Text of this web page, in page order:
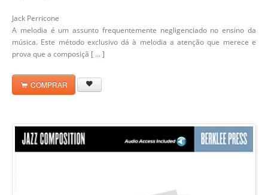
Jack Perricone
A melodia é um assunto frequentemente negligenciado no ensino da
música. Este método exclusivo dá à melodia a atenção que merece e
prova que a composiçã [ ...]
COMPRAR